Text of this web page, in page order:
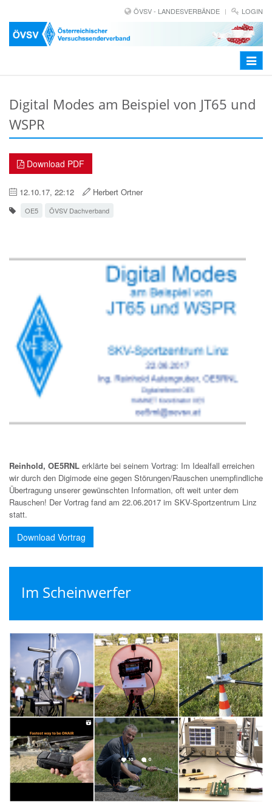
ÖVSV - LANDESVERBÄNDE LOGIN
Toggle
Digital Modes am Beispiel von JT65 und
WSPR
Download PDF
12.10.17, 22:12 Herbert Ortner
OE5 ÖVSV Dachverband
Reinhold, OE5RNL erklärte bei seinem Vortrag: Im Idealfall erreichen
wir durch den Digimode eine gegen Störungen/Rauschen unempfindliche
Übertragung unserer gewünschten Information, oft weit unter dem
Rauschen! Der Vortrag fand am 22.06.2017 im SKV-Sportzentrum Linz
statt.
Download Vortrag
Im Scheinwerfer